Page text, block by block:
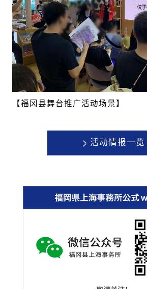
【福冈县舞台推广活动场景】
> 活动情报一览